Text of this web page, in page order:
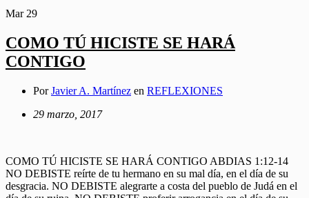
Mar 29
COMO TÚ HICISTE SE HARÁ
CONTIGO
PorJavier A. Martínez en REFLEXIONES
29 marzo, 2017
COMO TÚ HICISTE SE HARÁ CONTIGO ABDIAS 1:12-14
NO DEBISTE reírte de tu hermano en su mal día, en el día de su
desgracia. NO DEBISTE alegrarte a costa del pueblo de Judá en el